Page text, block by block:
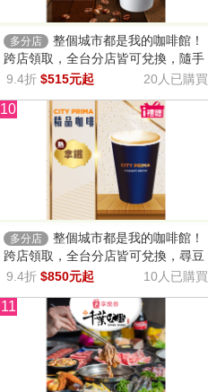
多分店
整個城市都是我的咖啡館！
跨店領取，全台分店皆可兌換，隨手
一杯濃郁香醇，奶香把咖啡的濃烈變
9.4折 $515元起 20人已購買
10
多分店
整個城市都是我的咖啡館！
跨店領取，全台分店皆可兌換，尋豆
師精選豆種，邀你一起鑑賞精品美味
9.4折 $850元起 10人已購買
11